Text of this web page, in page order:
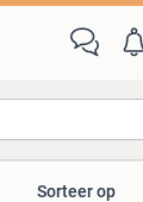
Sorteer op